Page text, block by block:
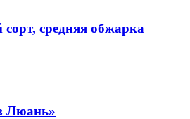
средняя обжарка
Люань»